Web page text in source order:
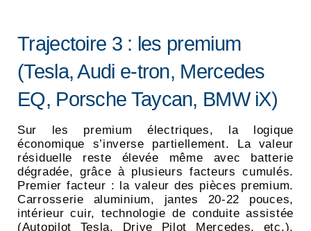
Trajectoire 3 : les premium
(Tesla, Audi e-tron, Mercedes
EQ, Porsche Taycan, BMW iX)
Sur les premium électriques, la logique
économique s’inverse partiellement. La valeur
résiduelle reste élevée même avec batterie
dégradée, grâce à plusieurs facteurs cumulés.
Premier facteur : la valeur des pièces premium.
Carrosserie aluminium, jantes 20-22 pouces,
intérieur cuir, technologie de conduite assistée
(Autopilot Tesla, Drive Pilot Mercedes, etc.),